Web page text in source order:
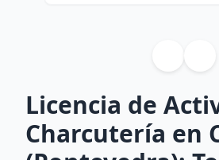
Licencia de
Charcutería en